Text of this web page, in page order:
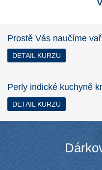
Prostě Vás naučíme
DETAIL KURZU
Perly indické kuchyně
DETAIL KURZU